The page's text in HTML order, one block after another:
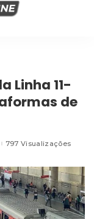
Linha 11-
de
797 Visualizações